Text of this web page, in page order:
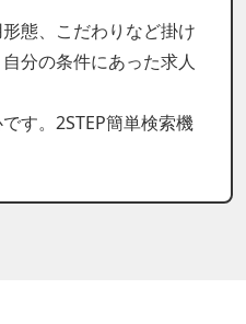
態、こだわりなど掛け
分の条件にあった求人
す。2STEP簡単検索機